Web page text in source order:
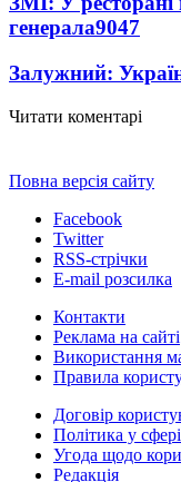
генерала9047
Залужний:
Читати коментарі
Повна версія сайту
Facebook
Twitter
RSS-стрічки
E-mail розсилка
Контакти
Реклама на сайті
Використання
Правила
Договір
Політика у
Угода щодо
Редакція